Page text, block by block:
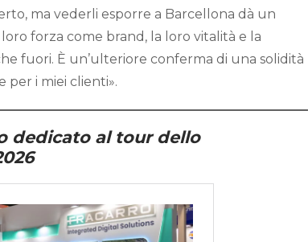
ma vederli esporre a Barcellona dà un
forza come brand, la loro vitalità e la
fuori. È un’ulteriore conferma di una solidità
per i miei clienti».
dedicato al tour dello